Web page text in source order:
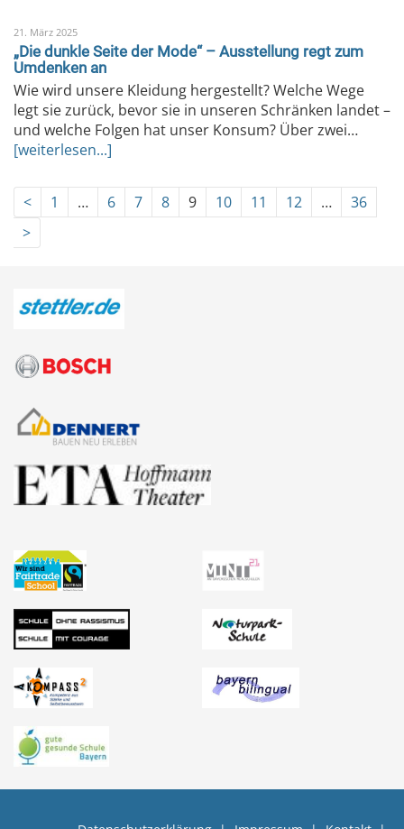
21. März 2025
„Die dunkle Seite der Mode“ – Ausstellung regt zum
Umdenken an
Wie wird unsere Kleidung hergestellt? Welche Wege
legt sie zurück, bevor sie in unseren Schränken landet –
und welche Folgen hat unser Konsum? Über zwei…
[weiterlesen...]
< 1 … 6 7 8 9 10 11 12 …
36
>